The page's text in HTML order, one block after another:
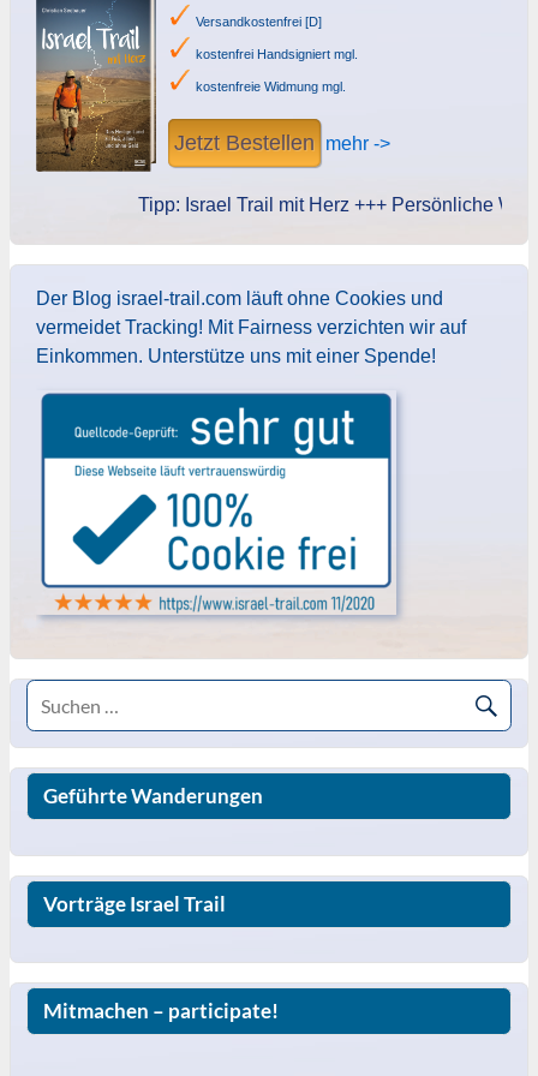
Versandkostenfrei [D]
kostenfrei Handsigniert mgl.
kostenfreie Widmung mgl.
Jetzt Bestellen mehr ->
Tipp: Israel Trail mit Herz +++ Persönliche
Der Blog israel-trail.com läuft ohne Cookies und
vermeidet Tracking! Mit Fairness verzichten wir auf
Einkommen. Unterstütze uns mit einer Spende!
Geführte Wanderungen
Vorträge Israel Trail
Mitmachen – participate!